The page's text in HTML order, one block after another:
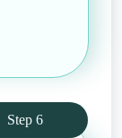
Step 6